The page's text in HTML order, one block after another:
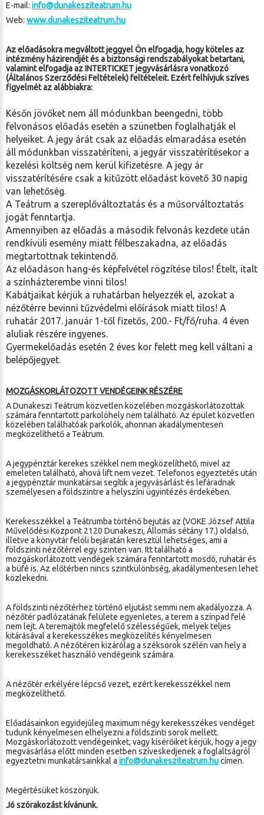
E-mail: info@dunakesziteatrum.hu
Web: www.dunakesziteatrum.hu
Az előadásokra megváltott jeggyel Ön elfogadja, hogy köteles az
intézmény házirendjét és a biztonsági rendszabályokat betartani,
valamint elfogadja az INTERTICKET jegyvásárlásra vonatkozó
(Általános Szerződési Feltételek) feltételeit. Ezért felhívjuk szíves
figyelmét az alábbiakra:
Későn jövőket nem áll módunkban beengedni, több
felvonásos előadás esetén a szünetben foglalhatják el
helyeiket. A jegy árát csak az előadás elmaradása esetén
áll módunkban visszatéríteni, a jegyár visszatérítésekor a
kezelési költség nem kerül kifizetésre. A jegy ár
visszatérítésére csak a kitűzött előadást követő 30 napig
van lehetőség.
A Teátrum a szereplőváltoztatás és a műsorváltoztatás
jogát fenntartja.
Amennyiben az előadás a második felvonás kezdete után
rendkívüli esemény miatt félbeszakadna, az előadás
megtartottnak tekintendő.
Az előadáson hang-és képfelvétel rögzítése tilos! Ételt, italt
a színházterembe vinni tilos!
Kabátjaikat kérjük a ruhatárban helyezzék el, azokat a
nézőtérre bevinni tűzvédelmi előírások miatt tilos! A
ruhatár 2017. január 1-től fizetős, 200.- Ft/fő/ruha. 4 éven
aluliak részére ingyenes.
Gyermekelőadás esetén 2 éves kor felett meg kell váltani a
belépőjegyet.
MOZGÁSKORLÁTOZOTT VENDÉGEINK RÉSZÉRE
A Dunakeszi Teátrum közvetlen közelében mozgáskorlátozottak
számára fenntartott parkolóhely nem található. Az épület közvetlen
közelében találhatóak parkolók, ahonnan akadálymentesen
megközelíthető a Teátrum.
A jegypénztár kerekes székkel nem megközelíthető, mivel az
emeleten található, ahová lift nem vezet. Telefonos egyeztetés után
a jegypénztár munkatársai segítik a jegyvásárlást és lefáradnak
személyesen a földszintre a helyszíni ügyintézés érdekében.
Kerekesszékkel a Teátrumba történő bejutás az (VOKE József Attila
Művelődési Központ 2120 Dunakeszi, Állomás sétány 17.) oldalsó,
illetve a könyvtár felöli bejáratán keresztül lehetséges, ami a
földszinti nézőtérrel egy szinten van. Itt található a
mozgáskorlátozott vendégek számára fenntartott mosdó, ruhatár és
a büfé is. Az előtérben nincs szintkülönbség, akadálymentesen lehet
közlekedni.
A földszinti nézőtérhez történő eljutást semmi nem akadályozza. A
nézőtér padlózatának felülete egyenletes, a terem a színpad felé
nem lejt. A teremajtók megfelelő szélességűek, melyek teljes
kitárásával a kerekesszékes megközelítés kényelmesen
megoldható. A nézőtéren kizárólag a széksorok szélén van hely a
kerekesszéket használó vendégeink számára.
A nézőtér erkélyére lépcső vezet, ezért kerekesszékkel nem
megközelíthető.
Előadásainkon egyidejűleg maximum négy kerekesszékes vendéget
tudunk kényelmesen elhelyezni a földszinti sorok mellett.
Mozgáskorlátozott vendégeinket, vagy kísérőiket kérjük, hogy a jegy
megvásárlása előtt minden esetben szíveskedjenek a foglaltságról
egyeztetni munkatársainkkal a info@dunakesziteatrum.hucímen.
Megértésüket köszönjük.
Jó szórakozást kívánunk.